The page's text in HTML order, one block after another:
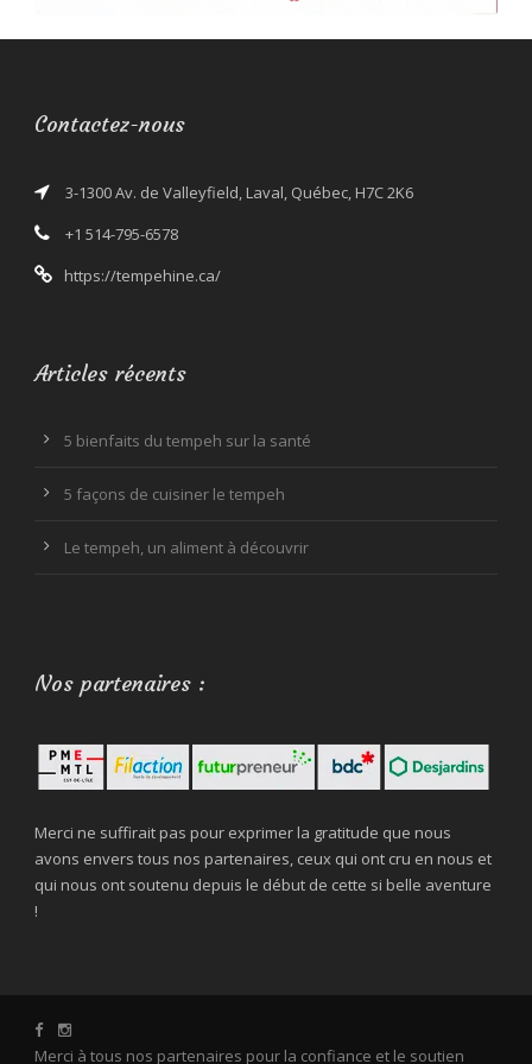
Contactez-nous
3-1300 Av. de Valleyfield, Laval, Québec, H7C 2K6
+1 514-795-6578
https://tempehine.ca/
Articles récents
5 bienfaits du tempeh sur la santé
5 façons de cuisiner le tempeh
Le tempeh, un aliment à découvrir
Nos partenaires :
Merci ne suffirait pas pour exprimer la gratitude que nous
avons envers tous nos partenaires, ceux qui ont cru en nous et
qui nous ont soutenu depuis le début de cette si belle aventure
!
Merci à tous nos partenaires pour la confiance et le soutien